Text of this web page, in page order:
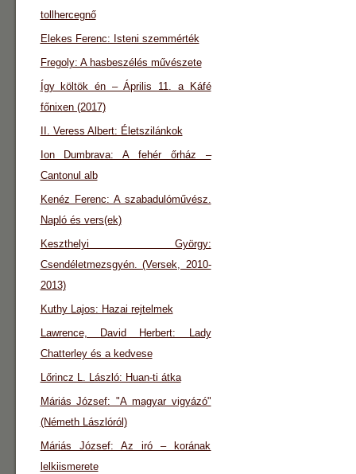
tollhercegnő
Elekes Ferenc: Isteni szemmérték
Fregoly: A hasbeszélés művészete
Így költök én – Április 11. a Káfé
főnixen (2017)
II. Veress Albert: Életszilánkok
Ion Dumbrava: A fehér őrház –
Cantonul alb
Kenéz Ferenc: A szabadulóművész.
Napló és vers(ek)
Keszthelyi György:
Csendéletmezsgyén. (Versek, 2010-
2013)
Kuthy Lajos: Hazai rejtelmek
Lawrence, David Herbert: Lady
Chatterley és a kedvese
Lőrincz L. László: Huan-ti átka
Máriás József: "A magyar vigyázó"
(Németh Lászlóról)
Máriás József: Az iró – korának
lelkiismerete